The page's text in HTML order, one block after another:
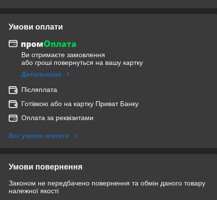
Умови оплати
Ви отримаєте замовлення
або гроші повернуться на вашу картку
Детальніше
Післяплата
Готівкою або на картку Приват Банку
Оплата за реквізитами
Всі умови оплати
Умови повернення
Законом не передбачено повернення та обмін даного товару
належної якості